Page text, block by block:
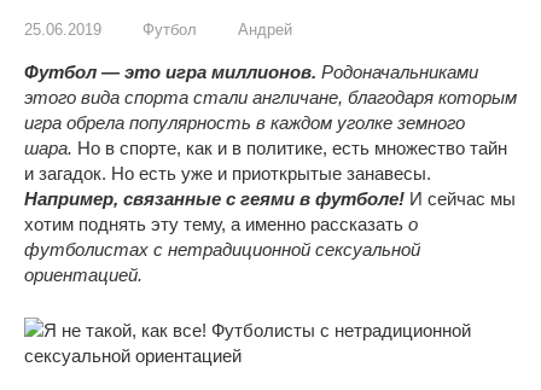
25.06.2019 Футбол Андрей
Футбол — это игра миллионов. Родоначальниками
этого вида спорта стали англичане, благодаря которым
игра обрела популярность в каждом уголке земного
шара. Но в спорте, как и в политике, есть множество тайн
и загадок. Но есть уже и приоткрытые занавесы.
Например, связанные с геями в футболе! И сейчас мы
хотим поднять эту тему, а именно рассказать о
футболистах с нетрадиционной сексуальной
ориентацией.